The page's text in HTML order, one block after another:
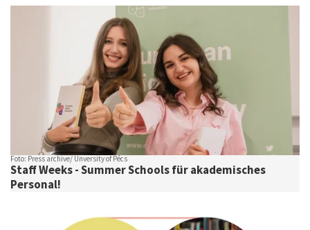
Foto: Press archive/ Unversity of Pécs
Staff Weeks - Summer Schools für akademisches
Personal!